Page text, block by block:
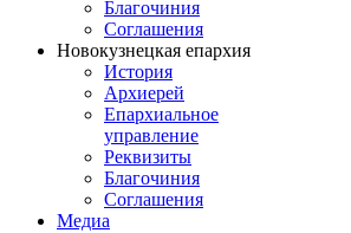
Благочиния
Соглашения
Новокузнецкая епархия
История
Архиерей
Епархиальное
управление
Реквизиты
Благочиния
Соглашения
Медиа